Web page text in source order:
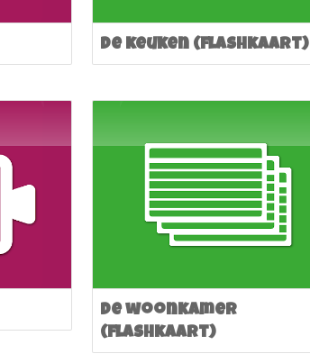
De keuken (flashkaart)
De woonkamer
(flashkaart)